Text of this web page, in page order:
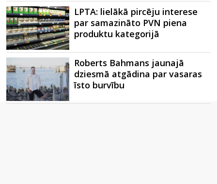
LPTA: lielākā pircēju interese
par samazināto PVN piena
produktu kategorijā
Roberts Bahmans jaunajā
dziesmā atgādina par vasaras
īsto burvību